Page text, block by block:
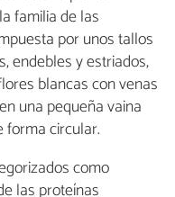
familia de las
por unos tallos
endebles y estriados,
blancas con venas
una pequeña vaina
forma circular.
como
las proteínas